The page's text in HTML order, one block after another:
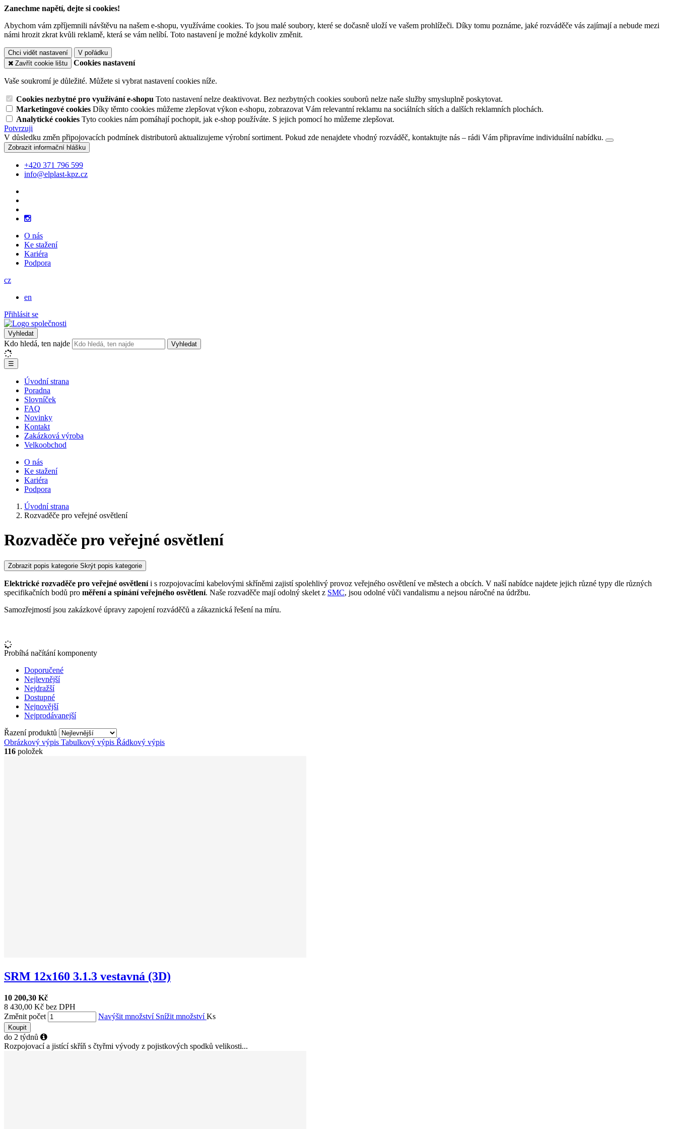
Zanechme napětí, dejte si cookies!
Abychom vám zpříjemnili návštěvu na našem e-shopu, využíváme cookies. To jsou malé soubory, které se dočasně uloží ve vašem prohlížeči. Díky tomu poznáme, jaké rozváděče vás zajímají a nebude mezi
námi hrozit zkrat kvůli reklamě, která se vám nelíbí. Toto nastavení je možné kdykoliv změnit.
Chci vidět nastavení
V pořádku
Zavřít cookie lištu
Cookies nastavení
Vaše soukromí je důležité. Můžete si vybrat nastavení cookies níže.
Cookies nezbytné pro využívání e-shopu Toto nastavení nelze deaktivovat. Bez nezbytných cookies souborů nelze naše služby smysluplně poskytovat.
Marketingové cookies Díky těmto cookies můžeme zlepšovat výkon e-shopu, zobrazovat Vám relevantní reklamu na sociálních sítích a dalších reklamních plochách.
Analytické cookies Tyto cookies nám pomáhají pochopit, jak e-shop používáte. S jejich pomocí ho můžeme zlepšovat.
Potvrzuji
V důsledku změn připojovacích podmínek distributorů aktualizujeme výrobní sortiment. Pokud zde nenajdete vhodný rozváděč, kontaktujte nás – rádi Vám připravíme individuální nabídku.
Zobrazit informační hlášku
+420 371 796 599
info@elplast-kpz.cz
O nás
Ke stažení
Kariéra
Podpora
cz
en
Přihlásit se
Vyhledat
Kdo hledá, ten najde Vyhledat
☰
Úvodní strana
Poradna
Slovníček
FAQ
Novinky
Kontakt
Zakázková výroba
Velkoobchod
O nás
Ke stažení
Kariéra
Podpora
Úvodní strana
Rozvaděče pro veřejné osvětlení
Rozvaděče pro veřejné osvětlení
Zobrazit popis kategorie Skrýt popis kategorie
Elektrické rozvaděče pro veřejné osvětleníi s rozpojovacími kabelovými skříněmi zajistí spolehlivý provoz veřejného osvětlení ve městech a obcích. V naší nabídce najdete jejich různé typy dle různých
specifikačních bodů pro měření a spínání veřejného osvětlení. Naše rozvaděče mají odolný skelet z SMC, jsou odolné vůči vandalismu a nejsou náročné na údržbu.
Samozřejmostí jsou zakázkové úpravy zapojení rozváděčů a zákaznická řešení na míru.
Probíhá načítání komponenty
Doporučené
Nejlevnější
Nejdražší
Dostupné
Nejnovější
Nejprodávanejší
Řazení produktů
Obrázkový výpis Tabulkový výpis Řádkový výpis
116 položek
SRM 12x160 3.1.3 vestavná (3D)
10 200,30 Kč
8 430,00 Kč bez DPH
Změnit počet
Navýšit množství Snížit množstvíKs
Koupit
do 2 týdnů
Rozpojovací a jistící skříň s čtyřmi vývody z pojistkových spodků velikosti...